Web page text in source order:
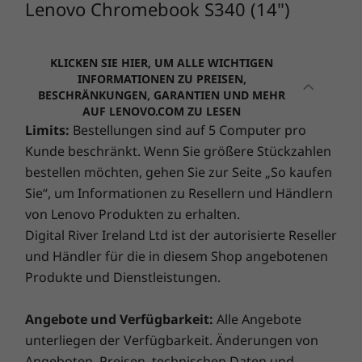
Das große Ganze im Blick haben
Dank des schmalen Rahmens und des Full-HD-
IPS-Displays mit breitem Betrachtungswinkel
können Sie all Ihre Lieblingsfilme und -videos
in exzellenter Qualität anschauen – und teilen.
Prozessor
Up to Intel®
Celeron® N4000
Chrome OS
Webpreis ab
CHF 559.31
Prozessor
MediaTek
Kompanio Ultra
Chrome-
Betriebssystem
Webpreis
CHF
Intel®
Prozessor
Premium Care setzt neue Maßstäbe beim Support!
Ultimative PC-Performance und
‑Sicherheit
Begeben Sie sich auf eine aufregende Reise
mit Lenovo Smart Lockund Absolute ®. Sie haben die
Kontrolle, ganz gleich, wo auf der Welt Sie sich
aufhalten. Lokalisieren, sperren, sichern und bergen
Sie Ihren gestohlenen PC auf Kommando. Gepaart
mit Lenovo Smart Performance
können Sie sich auf
machen. Profitieren Sie von einem reibungslosen
Online-Erlebnis und stärken Sie Ihre Gefahrenabwehr.
Lenovo-Gerät.
Lenovo Chromebook S340 (14")
KLICKEN SIE HIER, UM ALLE WICHTIGEN
INFORMATIONEN ZU PREISEN,
BESCHRÄNKUNGEN, GARANTIEN UND MEHR
AUF LENOVO.COM ZU LESEN
Limits: Bestellungen sind auf 5 Computer pro
Kunde beschränkt. Wenn Sie größere Stückzahlen
bestellen möchten, gehen Sie zur Seite „So kaufen
Sie“, um Informationen zu Resellern und Händlern
von Lenovo Produkten zu erhalten.
Digital River Ireland Ltd ist der autorisierte Reseller
und Händler für die in diesem Shop angebotenen
Produkte und Dienstleistungen.
Angebote und Verfügbarkeit: Alle Angebote
unterliegen der Verfügbarkeit. Änderungen von